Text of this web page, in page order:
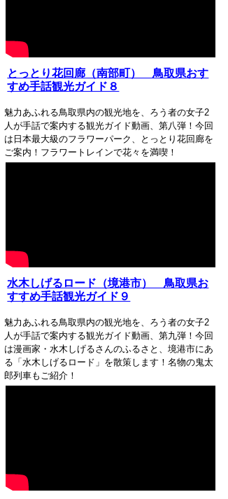
とっとり花回廊（南部町） 鳥取県おす
すめ手話観光ガイド８
魅力あふれる鳥取県内の観光地を、ろう者の女子2
人が手話で案内する観光ガイド動画、第八弾！今回
は日本最大級のフラワーパーク、とっとり花回廊を
ご案内！フラワートレインで花々を満喫！
水木しげるロード（境港市） 鳥取県お
すすめ手話観光ガイド９
魅力あふれる鳥取県内の観光地を、ろう者の女子2
人が手話で案内する観光ガイド動画、第九弾！今回
は漫画家・水木しげるさんのふるさと、境港市にあ
る「水木しげるロード」を散策します！名物の鬼太
郎列車もご紹介！